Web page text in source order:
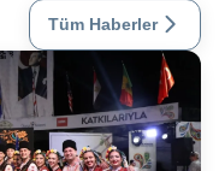
Tüm Haberler